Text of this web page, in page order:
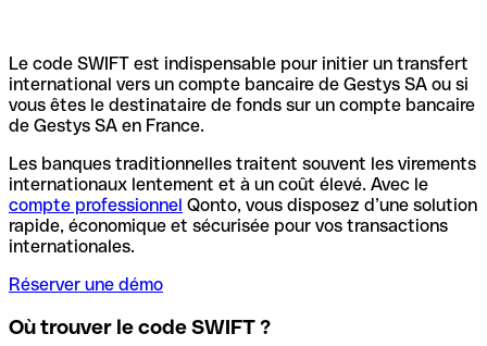
Le code SWIFT est indispensable pour initier un transfert
international vers un compte bancaire de Gestys SA ou si
vous êtes le destinataire de fonds sur un compte bancaire
de Gestys SA en France.
Les banques traditionnelles traitent souvent les virements
internationaux lentement et à un coût élevé. Avec le
compte professionnel Qonto, vous disposez d’une solution
rapide, économique et sécurisée pour vos transactions
internationales.
Réserver une démo
Où trouver le code SWIFT ?